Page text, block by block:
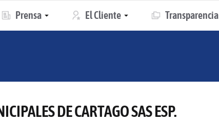
Prensa El Cliente Transparencia
DE CARTAGO SAS ESP.